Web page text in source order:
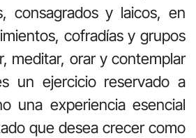
consagrados y laicos, en
cofradías y grupos
meditar, orar y contemplar
un ejercicio reservado a
una experiencia esencial
que desea crecer como